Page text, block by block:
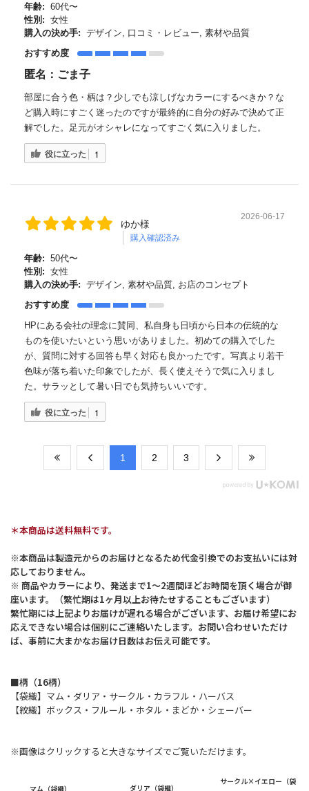
年齢: 60代〜
性別: 女性
購入の決め手: デザイン, 口コミ・レビュー, 素材や品質
おすすめ度
匿名：ごま子
部屋に合う色・柄は？少しでも涼しげなカラーにするべきか？な
ど購入時にすごく迷ったのですが最終的に自分の好みで決めて正
解でした。足元がオシャレになってすごく気に入りました。
役に立った 1
ゆか様
購入確認済み
2026-06-17
年齢: 50代〜
性別: 女性
購入の決め手: デザイン, 素材や品質, お店のコンセプト
おすすめ度
HPにある会社の理念に賛同、私自身も日頃から日本の伝統的な
ものを使いたいという思いがありました。初めての購入でした
が、質問に対する回答も早く対応も良かったです。写真より若干
色味が落ち着いた印象でしたが、長く使えそうで気に入りまし
た。サラッとして暑い日でも気持ちいいです。
役に立った 1
​1 ​2 ​3
＊本商品は送料無料です。
※本商品は製造元からのお届けとなるため代金引換でのお支払いには対
応しておりません。
※ 商品やカラーにより、発送まで1～2週間ほどお時間を頂く場合が御
座います。（繁忙期は1ヶ月以上お待たせすることもございます）
繁忙期には上記よりお届けが遅れる場合がございます、お届け希望にお
応えできない場合は個別にご連絡いたします。お問い合わせいただけ
ば、事前に大まかなお届け日数はお伝え可能です。
■柄（16柄）
【袋織】マム・ダリア・サークル・カラフル・ハーバス
【紋織】ボックス・フルール・ホタル・まどか・シェーバー
※画像はクリックすると大きなサイズでご覧いただけます。
マム（袋織） ダリア（袋織）
サークル×イエロー（袋